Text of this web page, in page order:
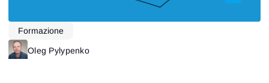
Formazione
Oleg Pylypenko